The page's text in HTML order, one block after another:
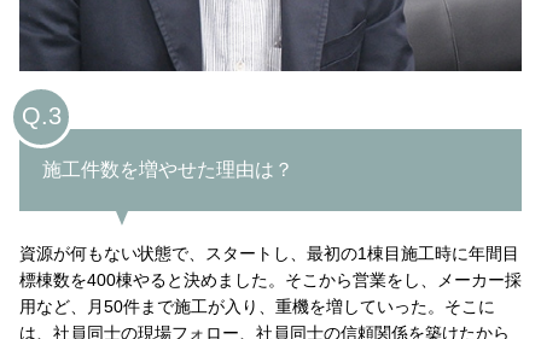
Q.3
施工件数を増やせた理由は？
資源が何もない状態で、スタートし、最初の1棟目施工時に年間目
標棟数を400棟やると決めました。そこから営業をし、メーカー採
用など、月50件まで施工が入り、重機を増していった。そこに
は、社員同士の現場フォロー、社員同士の信頼関係を築けたから